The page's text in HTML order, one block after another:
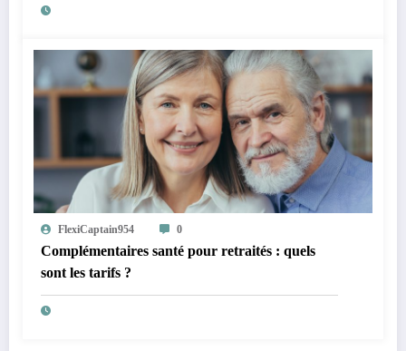
FlexiCaptain954 0
Complémentaires santé pour retraités : quels
sont les tarifs ?